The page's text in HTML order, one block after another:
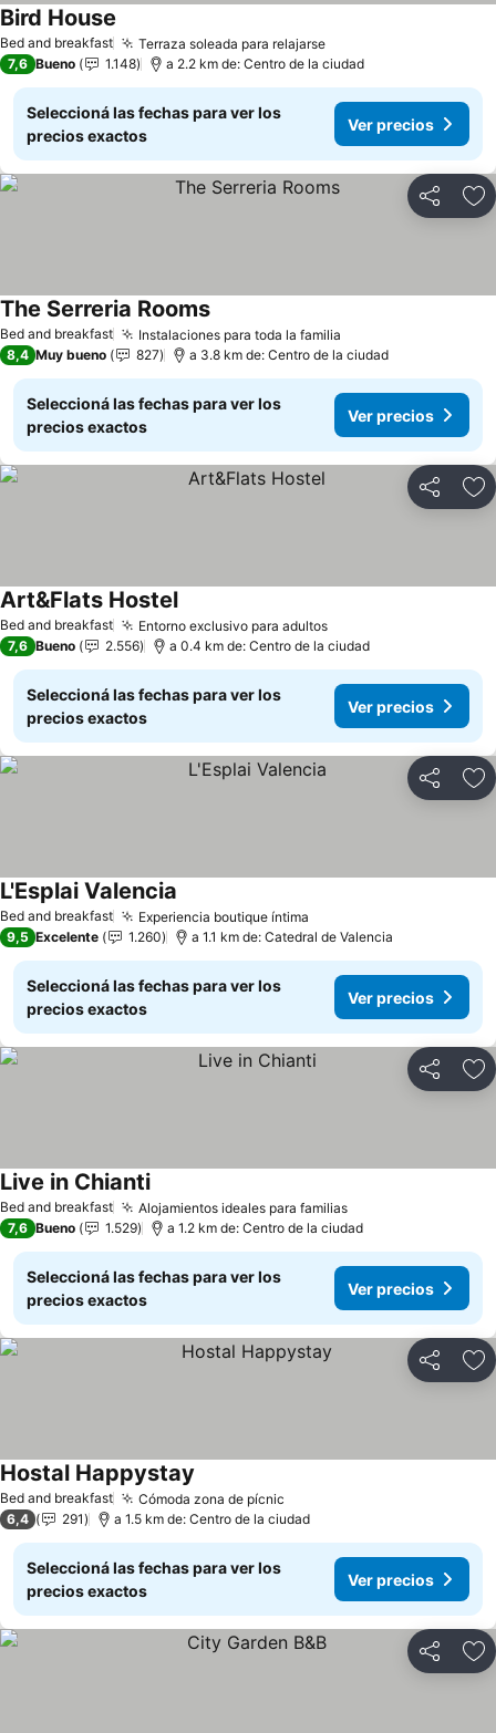
Bed and breakfast Terraza soleada para relajarseVer precios
Bird House
7,6 Bueno 1.148 a 2.2 km de: Centro de la ciudad
Seleccioná las fechas para ver los
precios exactos
Ver precios
Compartir
Bed and breakfast Instalaciones para toda la familia
The Serreria RoomsVer precios
8,4 Muy bueno 827 a 3.8 km de: Centro de la ciudad
Seleccioná las fechas para ver los
precios exactos
Ver precios
Compartir
Bed and breakfast Entorno exclusivo para adultosVer precios
Art&Flats HostelVer precios
7,6 Bueno 2.556 a 0.4 km de: Centro de la ciudad
Seleccioná las fechas para ver los
precios exactos
Ver precios
Compartir
Bed and breakfast Experiencia boutique íntima
L'Esplai Valencia
9,5 Excelente 1.260 a 1.1 km de: Catedral de Valencia
Seleccioná las fechas para ver los
precios exactos
Ver precios
Compartir
Bed and breakfast Alojamientos ideales para familiasVer precios
Live in ChiantiVer precios
7,6 Bueno 1.529 a 1.2 km de: Centro de la ciudad
Seleccioná las fechas para ver los
precios exactos
Ver precios
Compartir
Bed and breakfast Cómoda zona de pícnic
Hostal Happystay
6,4 291 a 1.5 km de: Centro de la ciudad
Seleccioná las fechas para ver los
precios exactos
Ver precios
Compartir